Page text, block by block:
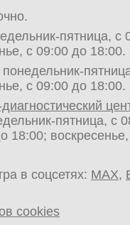
пятница, с
с 09:00 до 18:00.
с 09:00 до 18:00.
пятница, с
18:00;
в соцсетях: MAX,
cookies